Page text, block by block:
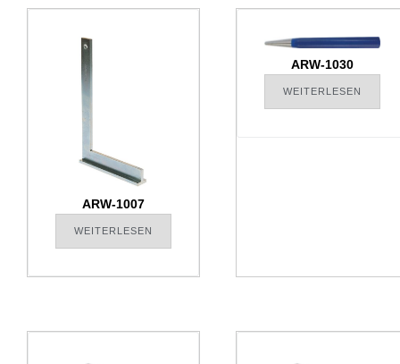
ARW-1007
WEITERLESEN
ARW-1030
WEITERLESEN